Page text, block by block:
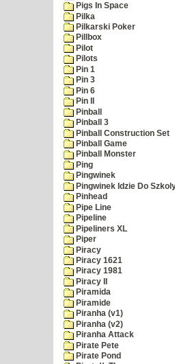
Pigs In Space
Pilka
Pilkarski Poker
Pillbox
Pilot
Pilots
Pin 1
Pin 3
Pin 6
Pin II
Pinball
Pinball 3
Pinball Construction Set
Pinball Game
Pinball Monster
Ping
Pingwinek
Pingwinek Idzie Do
Pinhead
Pipe Line
Pipeline
Pipeliners XL
Piper
Piracy
Piracy 1621
Piracy 1981
Piracy II
Piramida
Piramide
Piranha (v1)
Piranha (v2)
Piranha Attack
Pirate Pete
Pirate Pond